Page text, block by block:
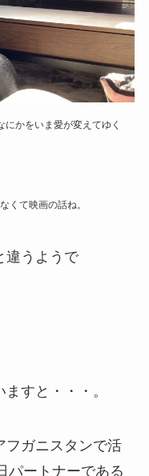
かをいま愛が変えてゆく
くて映画の話ね。
違うようで
すと・・・。
フガニスタンで活
パートナーである